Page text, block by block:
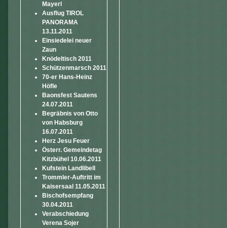
Mayerl
Ausflug TIROL
PANORAMA
13.11.2011
Einsiedelei neuer
Zaun
Knödeltisch 2011
Schützenmarsch 2011
70-er Hans-Heinz
Höfle
Baonsfest Sautens
24.07.2011
Begräbnis von Otto
von Habsburg
16.07.2011
Herz Jesu Feuer
Österr. Gemeindetag
Kitzbühel 10.06.2011
Kufstein Landlibell
Trommler-Auftritt im
Kaisersaal 11.05.2011
Bischofsempfang
30.04.2011
Verabschiedung
Verena Sojer